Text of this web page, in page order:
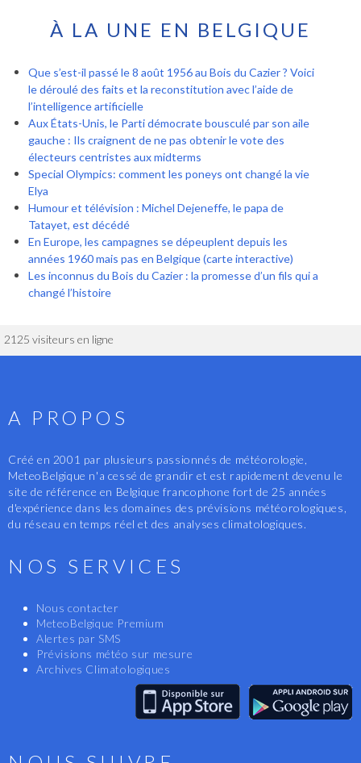
À LA UNE EN BELGIQUE
Que s’est-il passé le 8 août 1956 au Bois du Cazier ? Voici
le déroulé des faits et la reconstitution avec l’aide de
l’intelligence artificielle
Aux États-Unis, le Parti démocrate bousculé par son aile
gauche : Ils craignent de ne pas obtenir le vote des
électeurs centristes aux midterms
Special Olympics: comment les poneys ont changé la vie
Elya
Humour et télévision : Michel Dejeneffe, le papa de
Tatayet, est décédé
En Europe, les campagnes se dépeuplent depuis les
années 1960 mais pas en Belgique (carte interactive)
Les inconnus du Bois du Cazier : la promesse d’un fils qui a
changé l’histoire
2125 visiteurs en ligne
A PROPOS
Créé en 2001 par plusieurs passionnés de météorologie,
MeteoBelgique n'a cessé de grandir et est rapidement devenu le
site de référence en Belgique francophone fort de 25 années
d'expérience dans les domaines des prévisions météorologiques,
du réseau en temps réel et des analyses climatologiques.
NOS SERVICES
Nous contacter
MeteoBelgique Premium
Alertes par SMS
Prévisions météo sur mesure
Archives Climatologiques